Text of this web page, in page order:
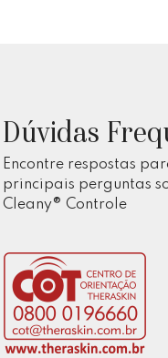
Dúvidas
Encontre respostas
principais perguntas
Cleany® Controle